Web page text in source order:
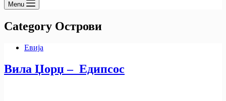
Menu
Category Острови
Евија
Вила Џорџ – Едипсос